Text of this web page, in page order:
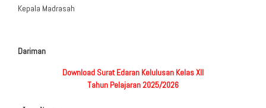
Kepala Madrasah
Dariman
Download Surat Edaran Kelulusan Kelas XII
Tahun Pelajaran 2025/2026